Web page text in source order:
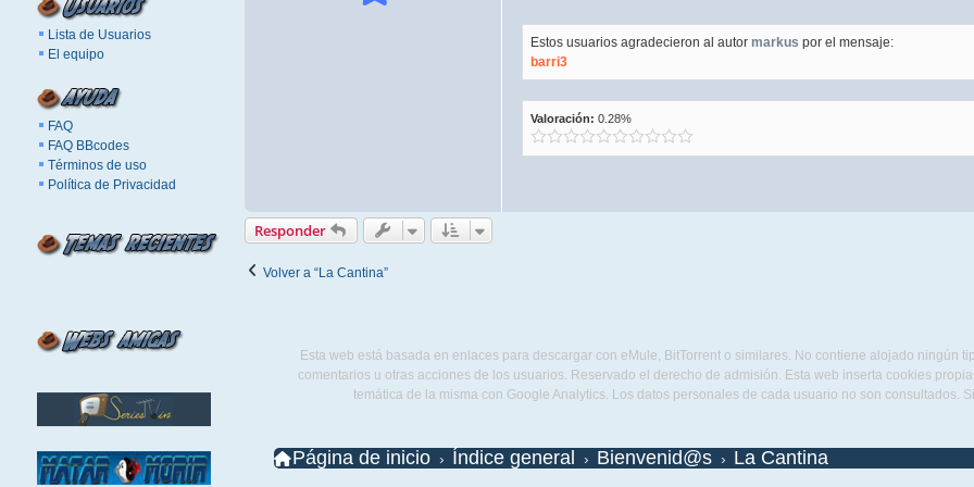
Lista de Usuarios
El equipo
FAQ
FAQ BBcodes
Términos de uso
Política de Privacidad
Estos usuarios agradecieron al autor markus por el mensaje:
barri3
Valoración: 0.28%
Responder
Volver a “La Cantina”
Esta web está basada en enlaces para descargar con eMule, BitTorrent o similares. No contiene alojado ningún
comentarios u otras acciones de los usuarios. Reservado el derecho de admisión. Esta web inserta cookies
temática de la misma con Google Analytics. Los datos personales de cada usuario no son consultados.
Página de inicio Índice general Bienvenid@s La Cantina